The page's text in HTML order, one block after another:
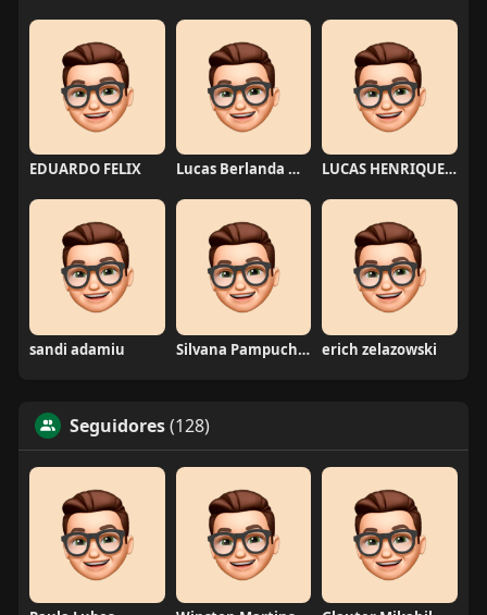
EDUARDO FELIX Lucas Berlanda Moraes LUCAS HENRIQUE RIBEIRO
sandi adamiu Silvana Pampuch Andreata erich zelazowski
Seguidores(128)